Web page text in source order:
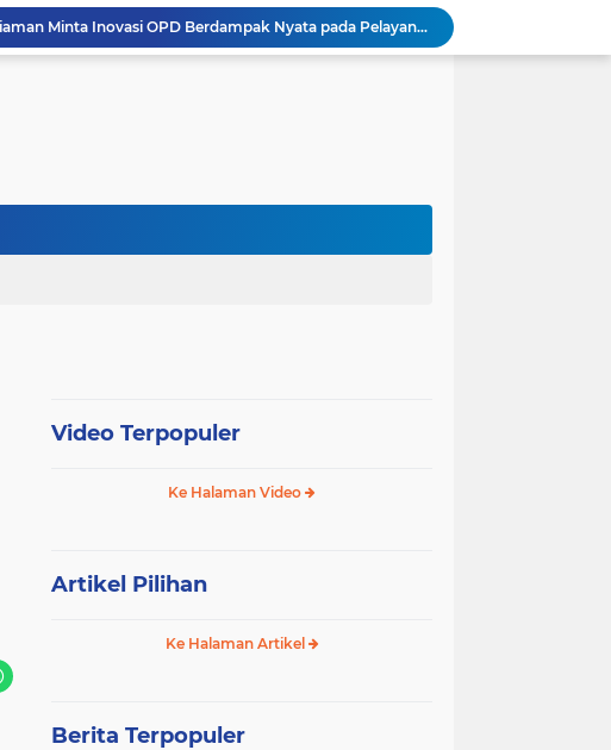
Wali Kota Pariaman Minta Inovasi OPD Berdampak Nyata pada Pelayanan Publik
Pemkot Pariaman Resmikan TPA Bunda PAUD untuk Dukung Pengasuhan Anak ASN
Pemkot Pariaman Mulai Pusdiklat Paskibraka 2026, Wali Kota Tekankan Pentingnya Disiplin
Video Terpopuler
Ke Halaman Video
Artikel Pilihan
Ke Halaman Artikel
Berita Terpopuler